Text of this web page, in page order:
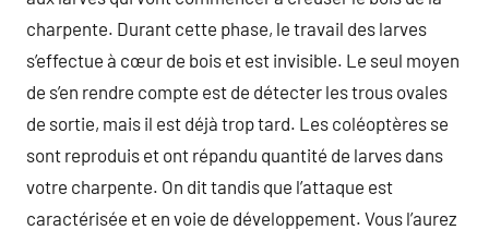
charpente. Durant cette phase, le travail des larves
s’effectue à cœur de bois et est invisible. Le seul moyen
de s’en rendre compte est de détecter les trous ovales
de sortie, mais il est déjà trop tard. Les coléoptères se
sont reproduis et ont répandu quantité de larves dans
votre charpente. On dit tandis que l’attaque est
caractérisée et en voie de développement. Vous l’aurez